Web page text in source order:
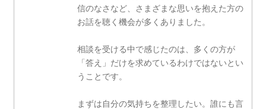
信のなさなど、さまざまな思いを抱えた方の
お話を聴く機会が多くありました。
相談を受ける中で感じたのは、多くの方が
「答え」だけを求めているわけではないとい
うことです。
まずは自分の気持ちを整理したい。誰にも言